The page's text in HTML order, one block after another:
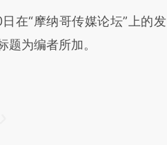
在“摩纳哥传媒论坛”上的发
为编者所加。